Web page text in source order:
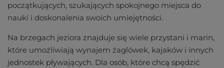
początkujących, szukających spokojnego miejsca do
nauki i doskonalenia swoich umiejętności.
Na brzegach jeziora znajduje się wiele przystani i marin,
które umożliwiają wynajem żaglówek, kajaków i innych
jednostek pływających. Dla osób, które chcą spędzić